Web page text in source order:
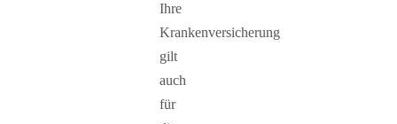
Ihre
Krankenversicherung
gilt
auch
für